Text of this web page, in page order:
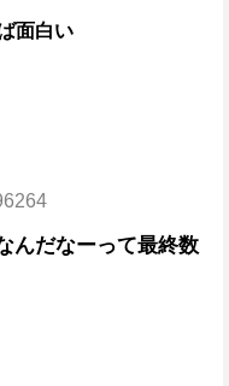
面白い
んだなーって最終数